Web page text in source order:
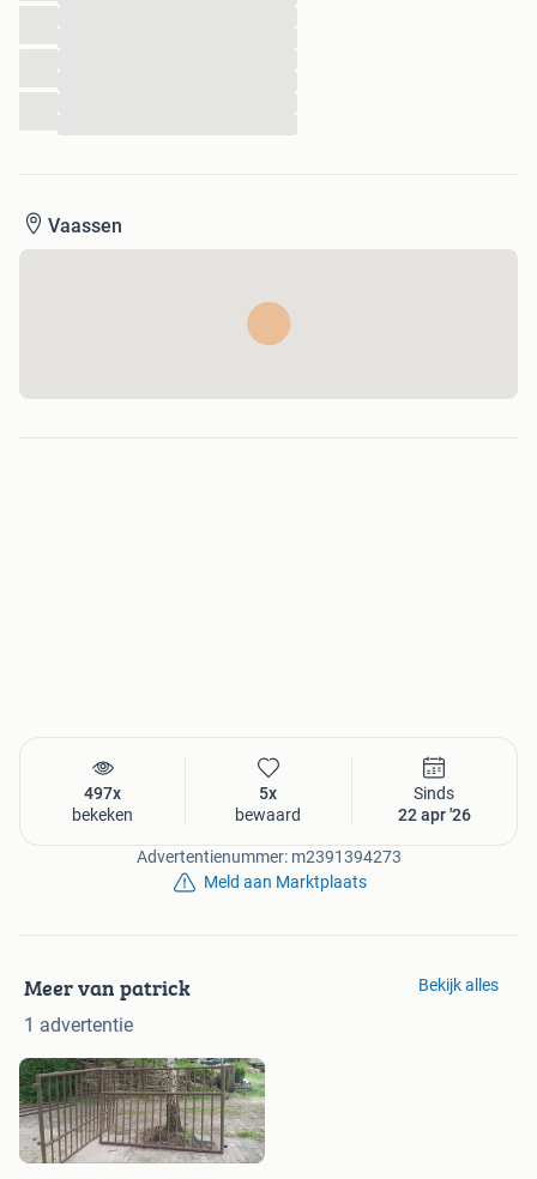
Vaassen
497x
bekeken
5x
bewaard
Sinds
22 apr '26
Advertentienummer: m2391394273
Meld aan Marktplaats
Meer van patrick
1 advertentie
Bekijk alles